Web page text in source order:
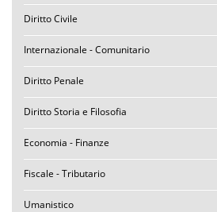
Diritto Civile
Internazionale - Comunitario
Diritto Penale
Diritto Storia e Filosofia
Economia - Finanze
Fiscale - Tributario
Umanistico